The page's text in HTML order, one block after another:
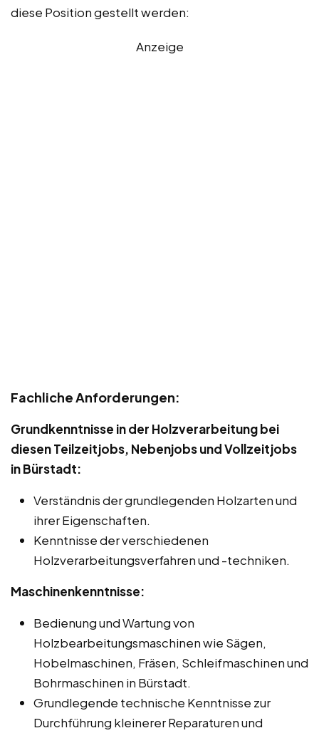
diese Position gestellt werden:
Anzeige
Fachliche Anforderungen:
Grundkenntnisse in der Holzverarbeitung bei
diesen Teilzeitjobs, Nebenjobs und Vollzeitjobs
in Bürstadt:
Verständnis der grundlegenden Holzarten und
ihrer Eigenschaften.
Kenntnisse der verschiedenen
Holzverarbeitungsverfahren und -techniken.
Maschinenkenntnisse:
Bedienung und Wartung von
Holzbearbeitungsmaschinen wie Sägen,
Hobelmaschinen, Fräsen, Schleifmaschinen und
Bohrmaschinen in Bürstadt.
Grundlegende technische Kenntnisse zur
Durchführung kleinerer Reparaturen und